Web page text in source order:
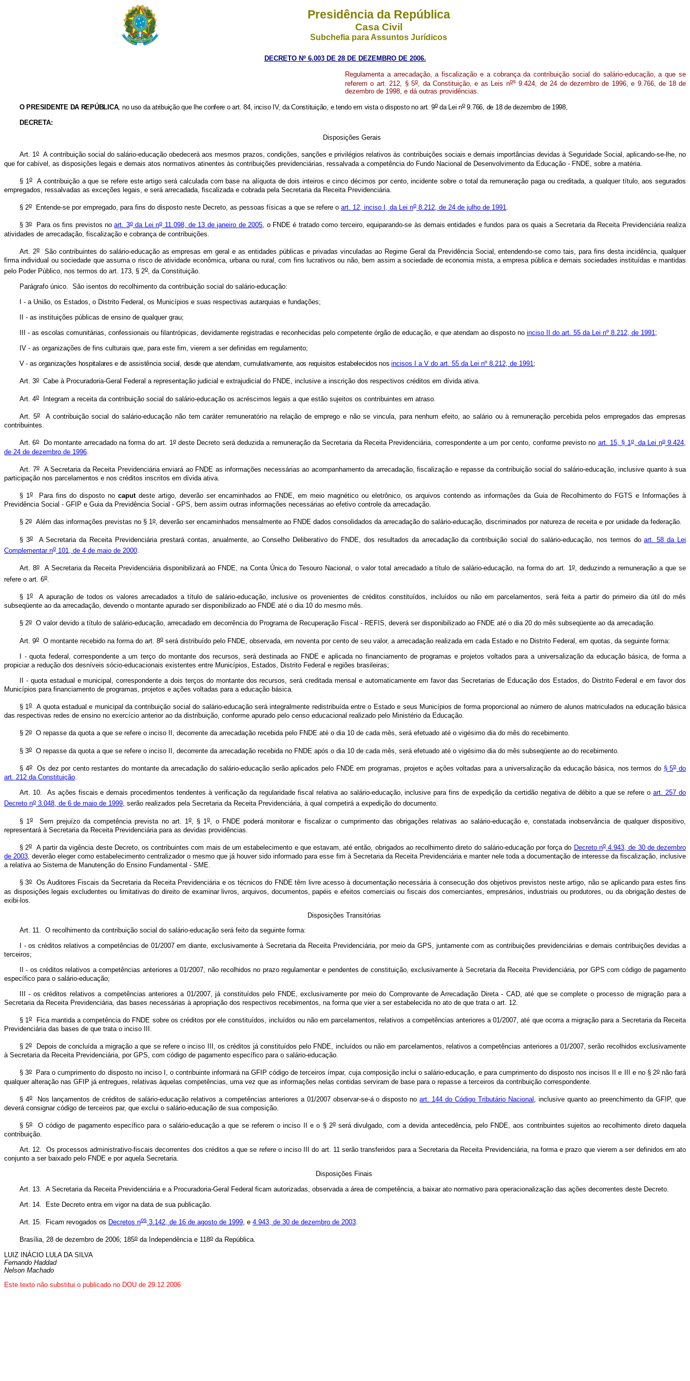
Presidência da República
Casa Civil
Subchefia para Assuntos Jurídicos
DECRETO Nº 6.003 DE 28 DE DEZEMBRO DE 2006.
Regulamenta a arrecadação, a fiscalização e a cobrança da contribuição social do salário-educação, a que se
referem o art. 212, § 5o, da Constituição, e as Leis nos 9.424, de 24 de dezembro de 1996, e 9.766, de 18 de
dezembro de 1998, e dá outras providências.
O PRESIDENTE DA REPÚBLICA, no uso da atribuição que lhe confere o art. 84, inciso IV, da Constituição, e tendo em vista o disposto no art. 9oda Lei no9.766, de 18 de dezembro de 1998,
DECRETA:
Disposições Gerais
Art. 1oA contribuição social do salário-educação obedecerá aos mesmos prazos, condições, sanções e privilégios relativos às contribuições sociais e demais importâncias devidas à Seguridade Social, aplicando-se-lhe, no
que for cabível, as disposições legais e demais atos normativos atinentes às contribuições previdenciárias, ressalvada a competência do Fundo Nacional de Desenvolvimento da Educação - FNDE, sobre a matéria.
§ 1oA contribuição a que se refere este artigo será calculada com base na alíquota de dois inteiros e cinco décimos por cento, incidente sobre o total da remuneração paga ou creditada, a qualquer título, aos segurados
empregados, ressalvadas as exceções legais, e será arrecadada, fiscalizada e cobrada pela Secretaria da Receita Previdenciária.
§ 2o Entende-se por empregado, para fins do disposto neste Decreto, as pessoas físicas a que se refere o art. 12, inciso I, da Lei no 8.212, de 24 de julho de 1991.
§ 3oPara os fins previstos noart. 3oda Lei no11.098, de 13 de janeiro de 2005, o FNDE é tratado como terceiro, equiparando-se às demais entidades e fundos para os quais a Secretaria da Receita Previdenciária realiza
atividades de arrecadação, fiscalização e cobrança de contribuições.
Art. 2oSão contribuintes do salário-educação as empresas em geral e as entidades públicas e privadas vinculadas ao Regime Geral da Previdência Social, entendendo-se como tais, para fins desta incidência, qualquer
firma individual ou sociedade que assuma o risco de atividade econômica, urbana ou rural, com fins lucrativos ou não, bem assim a sociedade de economia mista, a empresa pública e demais sociedades instituídas e mantidas
pelo Poder Público, nos termos do art. 173, § 2o, da Constituição.
Parágrafo único. São isentos do recolhimento da contribuição social do salário-educação:
I - a União, os Estados, o Distrito Federal, os Municípios e suas respectivas autarquias e fundações;
II - as instituições públicas de ensino de qualquer grau;
III - as escolas comunitárias, confessionais ou filantrópicas, devidamente registradas e reconhecidas pelo competente órgão de educação, e que atendam ao disposto no inciso II do art. 55 da Lei nº 8.212, de 1991;
IV - as organizações de fins culturais que, para este fim, vierem a ser definidas em regulamento;
V - as organizações hospitalares e de assistência social, desde que atendam, cumulativamente, aos requisitos estabelecidos nosincisos I a V do art. 55 da Lei nº 8.212, de 1991;
Art. 3o Cabe à Procuradoria-Geral Federal a representação judicial e extrajudicial do FNDE, inclusive a inscrição dos respectivos créditos em dívida ativa.
Art. 4o Integram a receita da contribuição social do salário-educação os acréscimos legais a que estão sujeitos os contribuintes em atraso.
Art. 5oA contribuição social do salário-educação não tem caráter remuneratório na relação de emprego e não se vincula, para nenhum efeito, ao salário ou à remuneração percebida pelos empregados das empresas
contribuintes.
Art. 6oDo montante arrecadado na forma do art. 1odeste Decreto será deduzida a remuneração da Secretaria da Receita Previdenciária, correspondente a um por cento, conforme previsto no art. 15, § 1o, da Lei no9.424,
de 24 de dezembro de 1996
Art. 7oA Secretaria da Receita Previdenciária enviará ao FNDE as informações necessárias ao acompanhamento da arrecadação, fiscalização e repasse da contribuição social do salário-educação, inclusive quanto à sua
participação nos parcelamentos e nos créditos inscritos em dívida ativa.
§ 1oPara fins do disposto nocaput deste artigo, deverão ser encaminhados ao FNDE, em meio magnético ou eletrônico, os arquivos contendo as informações da Guia de Recolhimento do FGTS e Informações à
Previdência Social - GFIP e Guia da Previdência Social - GPS, bem assim outras informações necessárias ao efetivo controle da arrecadação.
§ 2o Além das informações previstas no § 1o, deverão ser encaminhados mensalmente ao FNDE dados consolidados da arrecadação do salário-educação, discriminados por natureza de receita e por unidade da federação.
§ 3oA Secretaria da Receita Previdenciária prestará contas, anualmente, ao Conselho Deliberativo do FNDE, dos resultados da arrecadação da contribuição social do salário-educação, nos termos doart. 58 da Lei
Complementar no 101, de 4 de maio de 2000.
Art. 8oA Secretaria da Receita Previdenciária disponibilizará ao FNDE, na Conta Única do Tesouro Nacional, o valor total arrecadado a título de salário-educação, na forma do art. 1o, deduzindo a remuneração a que se
refere o art. 6o
§ 1o
A apuração de todos os valores arrecadados a título de salário-educação, inclusive os provenientes de créditos constituídos, incluídos ou não em parcelamentos, será feita a partir do primeiro dia útil do mês
subseqüente ao da arrecadação, devendo o montante apurado ser disponibilizado ao FNDE até o dia 10 do mesmo mês.
§ 2o O valor devido a título de salário-educação, arrecadado em decorrência do Programa de Recuperação Fiscal - REFIS, deverá ser disponibilizado ao FNDE até o dia 20 do mês subseqüente ao da arrecadação.
Art. 9o O montante recebido na forma do art. 8o será distribuído pelo FNDE, observada, em noventa por cento de seu valor, a arrecadação realizada em cada Estado e no Distrito Federal, em quotas, da seguinte forma:
I - quota federal, correspondente a um terço do montante dos recursos, será destinada ao FNDE e aplicada no financiamento de programas e projetos voltados para a universalização da educação básica, de forma a
propiciar a redução dos desníveis sócio-educacionais existentes entre Municípios, Estados, Distrito Federal e regiões brasileiras;
II - quota estadual e municipal, correspondente a dois terços do montante dos recursos, será creditada mensal e automaticamente em favor das Secretarias de Educação dos Estados, do Distrito Federal e em favor dos
Municípios para financiamento de programas, projetos e ações voltadas para a educação básica.
§ 1oA quota estadual e municipal da contribuição social do salário-educação será integralmente redistribuída entre o Estado e seus Municípios de forma proporcional ao número de alunos matriculados na educação básica
das respectivas redes de ensino no exercício anterior ao da distribuição, conforme apurado pelo censo educacional realizado pelo Ministério da Educação.
§ 2o O repasse da quota a que se refere o inciso II, decorrente da arrecadação recebida pelo FNDE até o dia 10 de cada mês, será efetuado até o vigésimo dia do mês do recebimento.
§ 3o O repasse da quota a que se refere o inciso II, decorrente da arrecadação recebida no FNDE após o dia 10 de cada mês, será efetuado até o vigésimo dia do mês subseqüente ao do recebimento.
§ 4oOs dez por cento restantes do montante da arrecadação do salário-educação serão aplicados pelo FNDE em programas, projetos e ações voltadas para a universalização da educação básica, nos termos do § 5odo
art. 212 da Constituição.
Art. 10. As ações fiscais e demais procedimentos tendentes à verificação da regularidade fiscal relativa ao salário-educação, inclusive para fins de expedição da certidão negativa de débito a que se refere oart. 257 do
Decreto no 3.048, de 6 de maio de 1999, serão realizados pela Secretaria da Receita Previdenciária, à qual competirá a expedição do documento.
§ 1oSem prejuízo da competência prevista no art. 1 o, § 1o, o FNDE poderá monitorar e fiscalizar o cumprimento das obrigações relativas ao salário-educação e, constatada inobservância de qualquer dispositivo,
representará à Secretaria da Receita Previdenciária para as devidas providências.
§ 2oA partir da vigência deste Decreto, os contribuintes com mais de um estabelecimento e que estavam, até então, obrigados ao recolhimento direto do salário-educação por força do Decreto no4.943, de 30 de dezembro
de 2003, deverão eleger como estabelecimento centralizador o mesmo que já houver sido informado para esse fim à Secretaria da Receita Previdenciária e manter nele toda a documentação de interesse da fiscalização, inclusive
a relativa ao Sistema de Manutenção do Ensino Fundamental - SME.
§ 3oOs Auditores Fiscais da Secretaria da Receita Previdenciária e os técnicos do FNDE têm livre acesso à documentação necessária à consecução dos objetivos previstos neste artigo, não se aplicando para estes fins
as disposições legais excludentes ou limitativas do direito de examinar livros, arquivos, documentos, papéis e efeitos comerciais ou fiscais dos comerciantes, empresários, industriais ou produtores, ou da obrigação destes de
exibi-los.
Disposições Transitórias
Art. 11. O recolhimento da contribuição social do salário-educação será feito da seguinte forma:
I - os créditos relativos a competências de 01/2007 em diante, exclusivamente à Secretaria da Receita Previdenciária, por meio da GPS, juntamente com as contribuições previdenciárias e demais contribuições devidas a
terceiros;
II - os créditos relativos a competências anteriores a 01/2007, não recolhidos no prazo regulamentar e pendentes de constituição, exclusivamente à Secretaria da Receita Previdenciária, por GPS com código de pagamento
específico para o salário-educação;
III - os créditos relativos a competências anteriores a 01/2007, já constituídos pelo FNDE, exclusivamente por meio do Comprovante de Arrecadação Direta - CAD, até que se complete o processo de migração para a
Secretaria da Receita Previdenciária, das bases necessárias à apropriação dos respectivos recebimentos, na forma que vier a ser estabelecida no ato de que trata o art. 12.
§ 1oFica mantida a competência do FNDE sobre os créditos por ele constituídos, incluídos ou não em parcelamentos, relativos a competências anteriores a 01/2007, até que ocorra a migração para a Secretaria da Receita
Previdenciária das bases de que trata o inciso III.
§ 2oDepois de concluída a migração a que se refere o inciso III, os créditos já constituídos pelo FNDE, incluídos ou não em parcelamentos, relativos a competências anteriores a 01/2007, serão recolhidos exclusivamente
à Secretaria da Receita Previdenciária, por GPS, com código de pagamento específico para o salário-educação.
§ 3o Para o cumprimento do disposto no inciso I, o contribuinte informará na GFIP código de terceiros ímpar, cuja composição inclui o salário-educação, e para cumprimento do disposto nos incisos II e III e no § 2onão fará
qualquer alteração nas GFIP já entregues, relativas àquelas competências, uma vez que as informações nelas contidas serviram de base para o repasse a terceiros da contribuição correspondente.
§ 4oNos lançamentos de créditos de salário-educação relativos a competências anteriores a 01/2007 observar-se-á o disposto noart. 144 do Código Tributário Nacional
, inclusive quanto ao preenchimento da GFIP, que
deverá consignar código de terceiros par, que exclui o salário-educação de sua composição.
§ 5oO código de pagamento específico para o salário-educação a que se referem o inciso II e o § 2oserá divulgado, com a devida antecedência, pelo FNDE, aos contribuintes sujeitos ao recolhimento direto daquela
contribuição.
Art. 12. Os processos administrativo-fiscais decorrentes dos créditos a que se refere o inciso III do art. 11 serão transferidos para a Secretaria da Receita Previdenciária, na forma e prazo que vierem a ser definidos em ato
conjunto a ser baixado pelo FNDE e por aquela Secretaria.
Disposições Finais
Art. 13. A Secretaria da Receita Previdenciária e a Procuradoria-Geral Federal ficam autorizadas, observada a área de competência, a baixar ato normativo para operacionalização das ações decorrentes deste Decreto.
Art. 14. Este Decreto entra em vigor na data de sua publicação.
Art. 15. Ficam revogados os Decretos nos 3.142, de 16 de agosto de 1999, e 4.943, de 30 de dezembro de 2003.
Brasília, 28 de dezembro de 2006; 185o da Independência e 118o da República.
LUIZ INÁCIO LULA DA SILVA
Fernando Haddad
Nelson Machado
Este texto não substitui o publicado no DOU de 29.12.2006